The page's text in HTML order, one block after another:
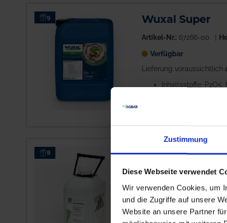
Zustimmung
Diese Webseite verwendet
Wir verwenden Cookies, um
und die Zugriffe auf unsere
Website an unsere Partner
9 Wuxal Super
Artikel-Nr.: 67266-00
Verfügbar
Lieferung voraussichtlich
Inhaltsstoffe: P2O5,
8 YaraVita
Artikel-Nr.:63280-02
Auf Lager
Lieferung voraussichtlich
Inhaltsstoffe: N,